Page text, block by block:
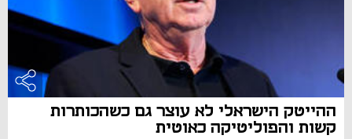
ההייטק הישראלי לא עוצר גם כשהכותרות
קשות והפוליטיקה כאוטית